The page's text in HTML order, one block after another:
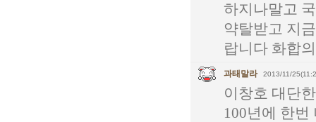
하지나말고
약탈받고 지
랍니다 화합
과태말라 2013/11/
이창호 대단
100년에 한번